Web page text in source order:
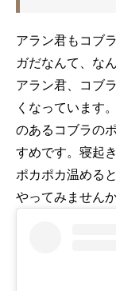
アラン君もコブ
ガだなんて、な
アラン君、コブ
くなっています
のあるコブラの
すめです。寝起
ポカポカ温める
やってみませんか